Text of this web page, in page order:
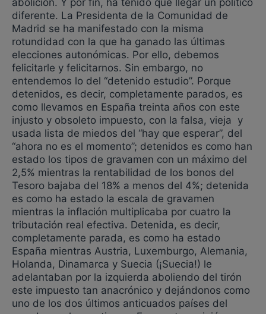
diferente. La Presidenta de la Comunidad de
Madrid se ha manifestado con la misma
rotundidad con la que ha ganado las últimas
elecciones autonómicas. Por ello, debemos
felicitarle y felicitarnos. Sin embargo, no
entendemos lo del “detenido estudio”. Porque
detenidos, es decir, completamente parados, es
como llevamos en España treinta años con este
injusto y obsoleto impuesto, con la falsa, vieja y
usada lista de miedos del “hay que esperar”, del
“ahora no es el momento”; detenidos es como han
estado los tipos de gravamen con un máximo del
2,5% mientras la rentabilidad de los bonos del
Tesoro bajaba del 18% a menos del 4%; detenida
es como ha estado la escala de gravamen
mientras la inflación multiplicaba por cuatro la
tributación real efectiva. Detenida, es decir,
completamente parada, es como ha estado
España mientras Austria, Luxemburgo, Alemania,
Holanda, Dinamarca y Suecia (¡Suecia!) le
adelantaban por la izquierda aboliendo del tirón
este impuesto tan anacrónico y dejándonos como
uno de los dos últimos anticuados países del